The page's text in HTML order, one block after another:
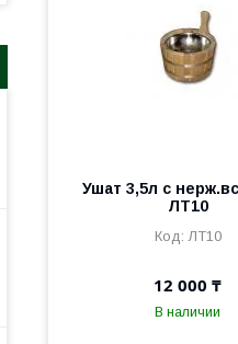
Ушат 3,5л с
ЛТ10
ЛТ10
12 000 ₸
В наличии